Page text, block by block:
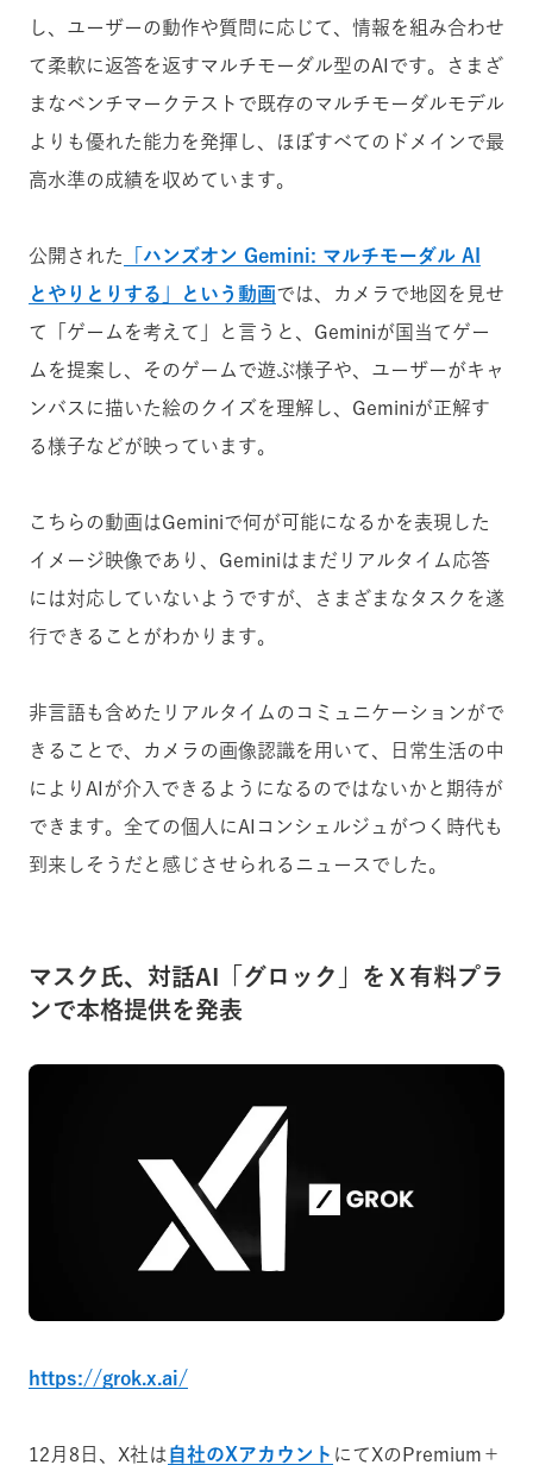
し、ユーザーの動作や質問に応じて、情報を組み合わせ
て柔軟に返答を返すマルチモーダル型のAIです。さまざ
まなベンチマークテストで既存のマルチモーダルモデル
よりも優れた能力を発揮し、ほぼすべてのドメインで最
高水準の成績を収めています。
公開された
「ハンズオン Gemini: マルチモーダル AI
とやりとりする」という動画では、カメラで地図を見せ
て「ゲームを考えて」と言うと、Geminiが国当てゲー
ムを提案し、そのゲームで遊ぶ様子や、ユーザーがキャ
ンバスに描いた絵のクイズを理解し、Geminiが正解す
る様子などが映っています。
こちらの動画はGeminiで何が可能になるかを表現した
イメージ映像であり、Geminiはまだリアルタイム応答
には対応していないようですが、さまざまなタスクを遂
行できることがわかります。
非言語も含めたリアルタイムのコミュニケーションがで
きることで、カメラの画像認識を用いて、日常生活の中
によりAIが介入できるようになるのではないかと期待が
できます。全ての個人にAIコンシェルジュがつく時代も
到来しそうだと感じさせられるニュースでした。
マスク氏、対話AI「グロック」をＸ有料プラ
ンで本格提供を発表
https://grok.x.ai/
12月8日、X社は 自社のXアカウント にてXのPremium＋